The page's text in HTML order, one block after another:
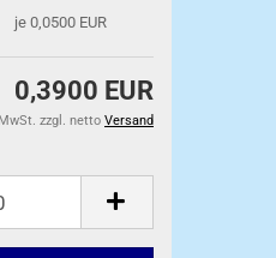
je 0,0500 EUR
0,3900 EUR
zzgl. netto Versand